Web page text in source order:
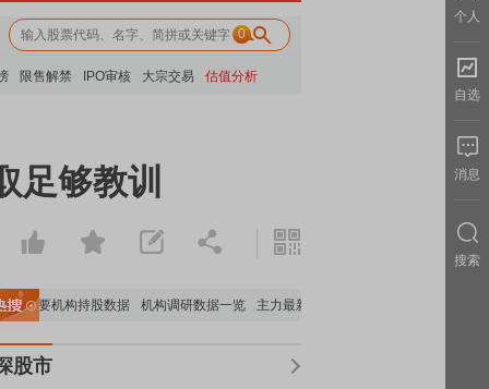
0
限售解禁 IPO审核 大宗交易 估值分析
足够教训
重要机构持股数据 机构调研数据一览 主力最新动向
股市
个人
自选
消息
搜索